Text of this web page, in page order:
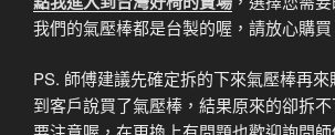
我們的氣壓棒都是台製的喔，請放心購買
PS. 師傅建議先確定拆的下來氣壓棒再
到客戶說買了氣壓棒，結果原來的卻拆